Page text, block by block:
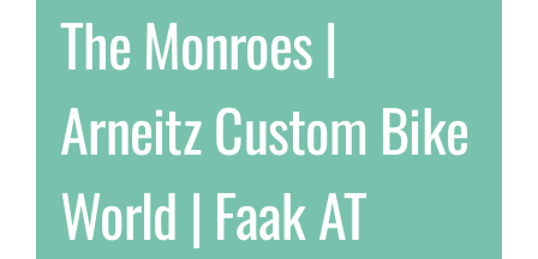
The Monroes |
Arneitz Custom Bike
World | Faak AT